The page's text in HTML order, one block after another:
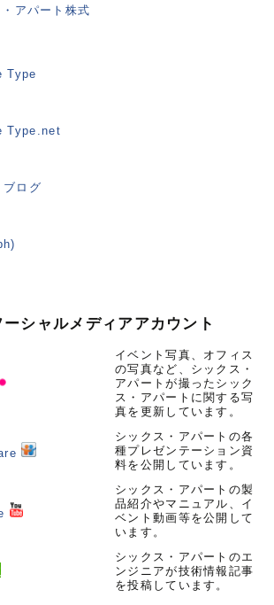
アパート株式
Type
Type.net
ログ
シャルメディアアカウント
イベント写真、オフィス
の写真など、シックス・
アパートが撮ったシック
ス・アパートに関する写
真を更新しています。
シックス・アパートの各
種プレゼンテーション資
料を公開しています。
シックス・アパートの製
品紹介やマニュアル、イ
ベント動画等を公開して
います。
シックス・アパートのエ
ンジニアが技術情報記事
を投稿しています。